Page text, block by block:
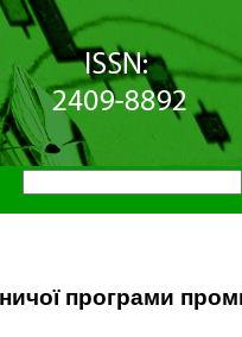
програми